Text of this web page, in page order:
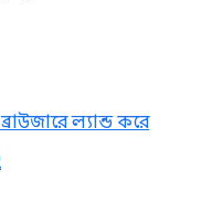
ল্যান্ড করে